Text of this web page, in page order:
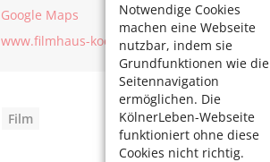
Notwendige Cookies
machen eine Webseite
nutzbar, indem sie
Grundfunktionen wie die
Seitennavigation
ermöglichen. Die
KölnerLeben-Webseite
funktioniert ohne diese
Cookies nicht richtig.
Google Maps
www.filmhaus-koeln.de
Film